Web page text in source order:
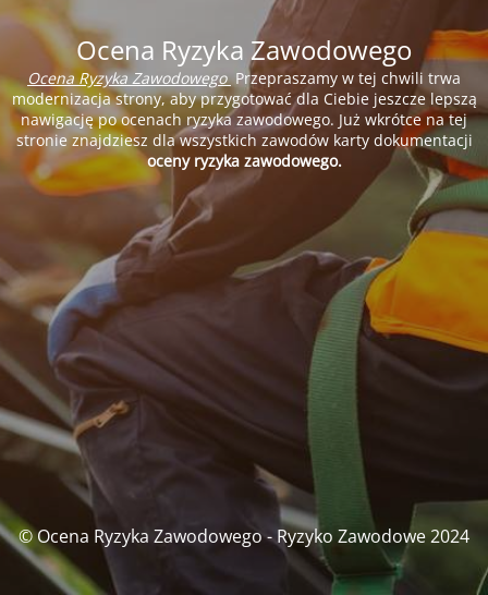
Ocena Ryzyka Zawodowego
Ocena Ryzyka ZawodowegoPrzepraszamy w tej chwili trwa
modernizacja strony, aby przygotować dla Ciebie jeszcze lepszą
nawigację po ocenach ryzyka zawodowego. Już wkrótce na tej
stronie znajdziesz dla wszystkich zawodów karty dokumentacji
oceny ryzyka zawodowego.
© Ocena Ryzyka Zawodowego - Ryzyko Zawodowe 2024